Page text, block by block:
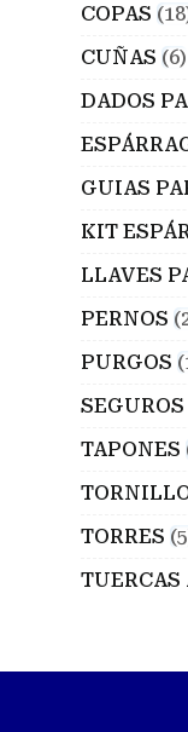
COPAS 18
CUÑAS 6
DADOS
GUIAS
KIT
LLAVES
PERNOS
PURGOS
SEGUROS
TAPONES
TORRES 5
TUERCAS